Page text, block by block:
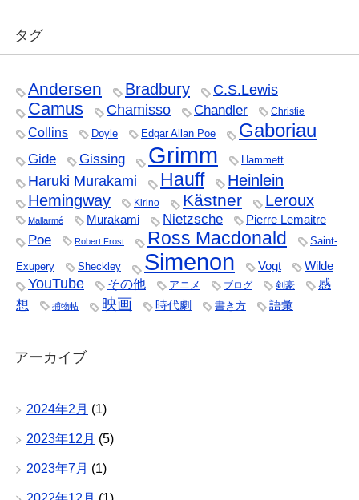
タグ
Andersen Bradbury C.S.Lewis
Camus Chamisso Chandler Christie
Collins Doyle Edgar Allan Poe Gaboriau
Gide Gissing Grimm Hammett
Haruki Murakami Hauff
Heinlein
Hemingway
Kirino Kästner Leroux
Mallarmé Murakami Nietzsche Pierre Lemaitre
Poe Robert Frost Ross Macdonald Saint-
Exupery Sheckley Simenon Vogt Wilde
YouTube その他 アニメ ブログ 剣豪
感
想
捕物帖 映画 時代劇 書き方 語彙
アーカイブ
2024年2月 (1)
2023年12月 (5)
2023年7月 (1)